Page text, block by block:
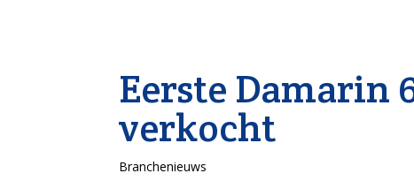
Eerste Damarin
verkocht
Branchenieuws